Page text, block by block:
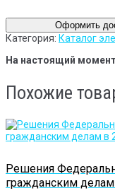
Оформить
Категория: Каталог
На настоящий
Похожие
Решения
гражданским